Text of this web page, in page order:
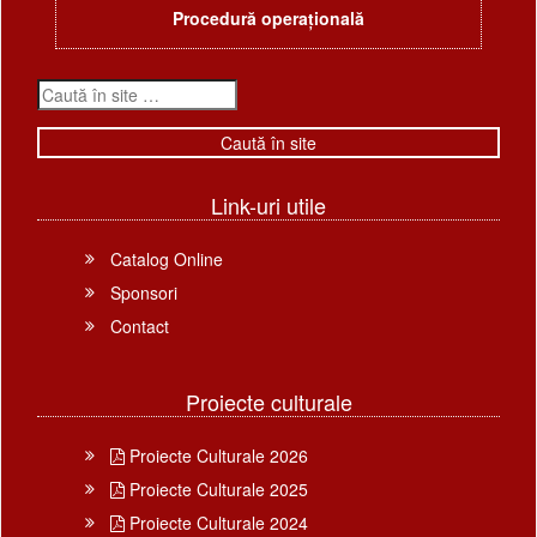
Procedură operațională
Link-uri utile
Catalog Online
Sponsori
Contact
Proiecte culturale
Proiecte Culturale 2026
Proiecte Culturale 2025
Proiecte Culturale 2024